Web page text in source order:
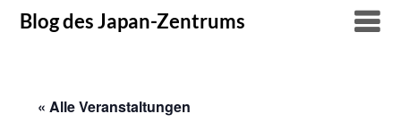
SkipBlog des Japan-Zentrums
« Alle Veranstaltungen